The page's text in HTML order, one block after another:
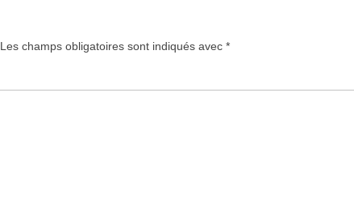
Les champs obligatoires sont indiqués avec *